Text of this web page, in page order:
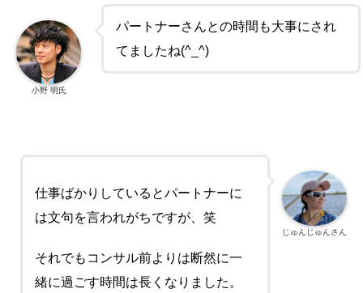
パートナーさんとの時間も大事にされ
てましたね(^_^)
小野 明氏
仕事ばかりしているとパートナーに
は文句を言われがちですが、笑
それでもコンサル前よりは断然に一
緒に過ごす時間は長くなりました。
じゅんじゅんさん